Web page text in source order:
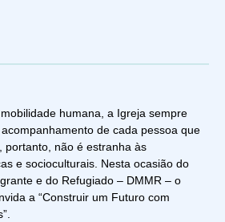
humana, a Igreja sempre
de cada pessoa que
portanto, não é estranha às
e socioculturais. Nesta ocasião do
e do Refugiado – DMMR – o
a “Construir um Futuro com